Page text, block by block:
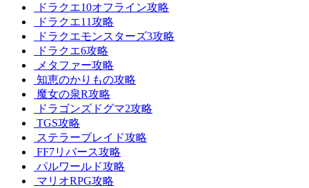
ドラクエ10オフライン攻略
ドラクエ11攻略
ドラクエモンスターズ3攻略
ドラクエ6攻略
メタファー攻略
知恵のかりもの攻略
魔女の泉R攻略
ドラゴンズドグマ2攻略
TGS攻略
ステラーブレイド攻略
FF7リバース攻略
パルワールド攻略
マリオRPG攻略